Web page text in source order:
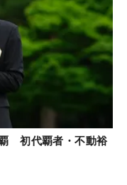
初代覇者・不動裕